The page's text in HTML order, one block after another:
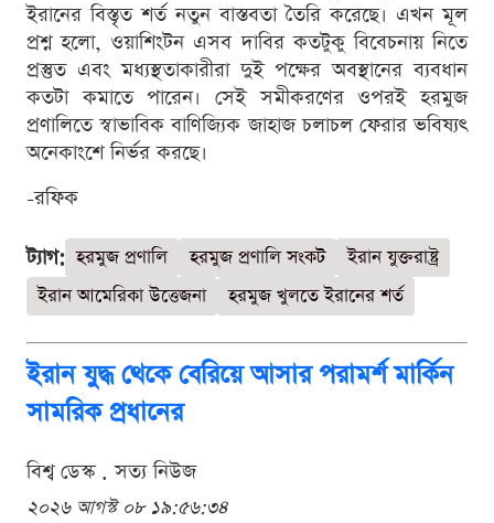
ইরানের বিস্তৃত শর্ত নতুন বাস্তবতা তৈরি করেছে। এখন মূল
প্রশ্ন হলো, ওয়াশিংটন এসব দাবির কতটুকু বিবেচনায় নিতে
প্রস্তুত এবং মধ্যস্থতাকারীরা দুই পক্ষের অবস্থানের ব্যবধান
কতটা কমাতে পারেন। সেই সমীকরণের ওপরই হরমুজ
প্রণালিতে স্বাভাবিক বাণিজ্যিক জাহাজ চলাচল ফেরার ভবিষ্যৎ
অনেকাংশে নির্ভর করছে।
-রফিক
ট্যাগ: হরমুজ প্রণালি হরমুজ প্রণালি সংকট
ইরান যুক্তরাষ্ট্র
ইরান আমেরিকা উত্তেজনা
হরমুজ খুলতে ইরানের শর্ত
ইরান যুদ্ধ থেকে বেরিয়ে আসার পরামর্শ মার্কিন
সামরিক প্রধানের
বিশ্ব ডেস্ক . সত্য নিউজ
২০২৬ আগস্ট ০৮ ১৯:৫৬:৩৪